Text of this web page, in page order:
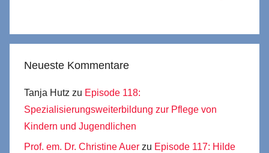
Neueste Kommentare
Tanja Hutz zu Episode 118:
Spezialisierungsweiterbildung zur Pflege von
Kindern und Jugendlichen
Prof. em. Dr. Christine Auer zu Episode 117: Hilde